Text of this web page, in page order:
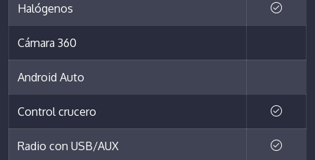
Halógenos
Cámara 360
Android Auto
Control crucero
Radio con USB/AUX